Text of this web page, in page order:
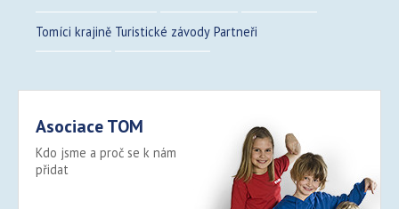
Tomíci krajině Turistické závody Partneři
Asociace TOM
Kdo jsme a proč se k nám
přidat